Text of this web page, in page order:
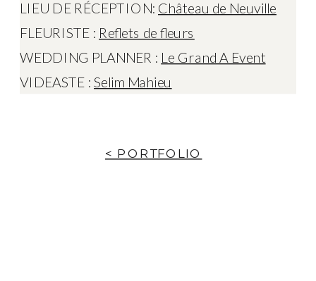
LIEU DE RÉCEPTION: Château de Neuville
FLEURISTE : Reflets de fleurs
WEDDING PLANNER : Le Grand A Event
VIDEASTE : Selim Mahieu
< PORTFOLIO